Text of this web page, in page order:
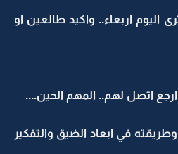
اليوم اربعاء.. واكيد طالعين او
ارجع اتصل لهم.. المهم الحين....
في ابعاد الضيق والتفكير